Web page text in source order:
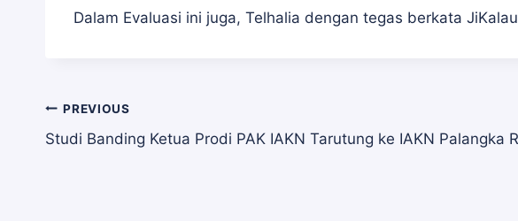
Dalam Evaluasi ini juga, Telhalia dengan tegas berkata
Navigasi
PREVIOUS
Studi Banding Ketua Prodi PAK IAKN Tarutung ke IAKN Palangka